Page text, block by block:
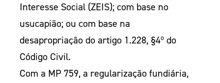
Interesse Social (ZEIS); com base no
usucapião; ou com base na
desapropriação do artigo 1.228, §4º do
Código Civil.
Com a MP 759, a regularização fundiária,